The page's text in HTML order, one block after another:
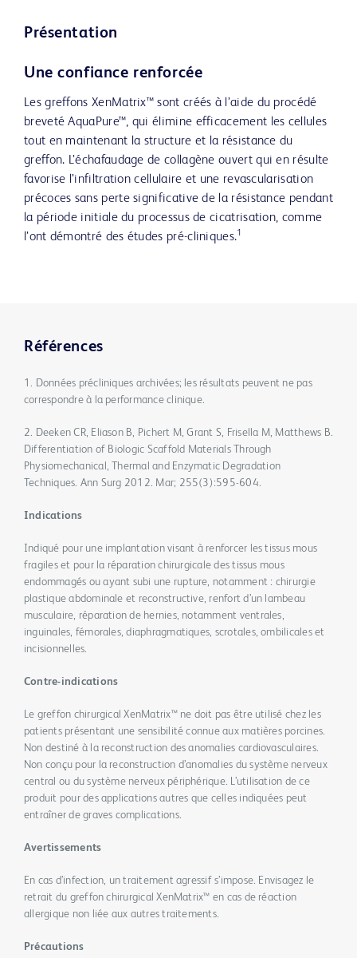
Présentation
Une confiance renforcée
Les greffons XenMatrix™ sont créés à l’aide du procédé
breveté AquaPure™, qui élimine efficacement les cellules
tout en maintenant la structure et la résistance du
greffon. L’échafaudage de collagène ouvert qui en résulte
favorise l’infiltration cellulaire et une revascularisation
précoces sans perte significative de la résistance pendant
la période initiale du processus de cicatrisation, comme
l’ont démontré des études pré-cliniques.1
Références
1. Données précliniques archivées; les résultats peuvent ne pas
correspondre à la performance clinique.
2. Deeken CR, Eliason B, Pichert M, Grant S, Frisella M, Matthews B.
Differentiation of Biologic Scaffold Materials Through
Physiomechanical, Thermal and Enzymatic Degradation
Techniques. Ann Surg 2012. Mar; 255(3):595-604.
Indications
Indiqué pour une implantation visant à renforcer les tissus mous
fragiles et pour la réparation chirurgicale des tissus mous
endommagés ou ayant subi une rupture, notamment : chirurgie
plastique abdominale et reconstructive, renfort d’un lambeau
musculaire, réparation de hernies, notamment ventrales,
inguinales, fémorales, diaphragmatiques, scrotales, ombilicales et
incisionnelles.
Contre-indications
Le greffon chirurgical XenMatrix™ ne doit pas être utilisé chez les
patients présentant une sensibilité connue aux matières porcines.
Non destiné à la reconstruction des anomalies cardiovasculaires.
Non conçu pour la reconstruction d’anomalies du système nerveux
central ou du système nerveux périphérique. L’utilisation de ce
produit pour des applications autres que celles indiquées peut
entraîner de graves complications.
Avertissements
En cas d’infection, un traitement agressif s’impose. Envisagez le
retrait du greffon chirurgical XenMatrix™ en cas de réaction
allergique non liée aux autres traitements.
Précautions